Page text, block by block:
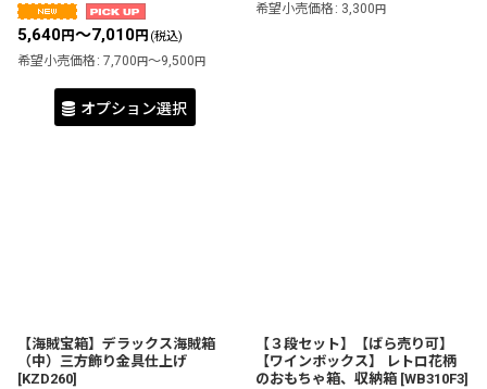
5,640円～7,010円 (税込)
希望小売価格 : 7,700 円～9,500 円
オプション選択
希望小売価格 : 3,300 円
【海賊宝箱】デラックス海賊箱
（中）三方飾り金具仕上げ
[KZD260]
【３段セット】【ばら売り可】
【ワインボックス】 レトロ花柄
のおもちゃ箱、収納箱 [WB310F3]